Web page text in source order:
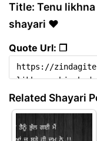
Title: Tenu
shayari ❤️
Quote Url: ❐
Related Shayari